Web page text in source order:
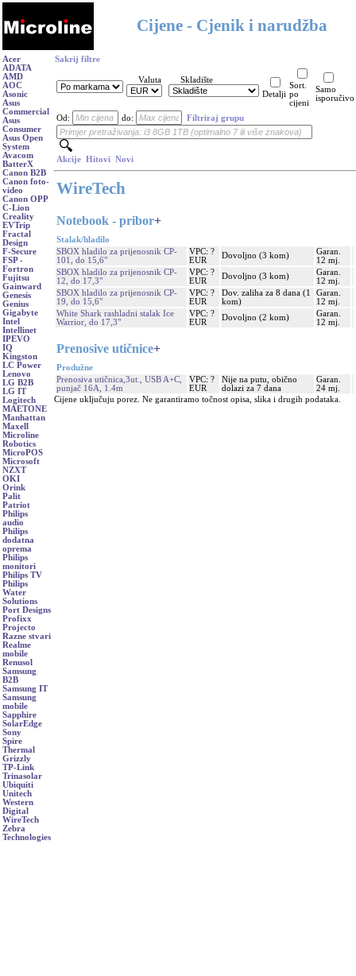
Cijene - Cjenik i narudžba
Acer
ADATA
AMD
AOC
Asonic
Asus
Commercial
Asus
Consumer
Asus Open
System
Avacom
BatterX
Canon B2B
Canon foto-
video
Canon OPP
C-Lion
Creality
EVTrip
Fractal
Design
F-Secure
FSP -
Fortron
Fujitsu
Gainward
Genesis
Genius
Gigabyte
Intel
Intellinet
IPEVO
IQ
Kingston
LC Power
Lenovo
LG B2B
LG IT
Logitech
MAETONE
Manhattan
Maxell
Microline
Robotics
MicroPOS
Microsoft
NZXT
OKI
Orink
Palit
Patriot
Philips
audio
Philips
dodatna
oprema
Philips
monitori
Philips TV
Philips
Water
Solutions
Port Designs
Profixx
Projecto
Razne stvari
Realme
mobile
Renusol
Samsung
B2B
Samsung IT
Samsung
mobile
Sapphire
SolarEdge
Sony
Spire
Thermal
Grizzly
TP-Link
Trinasolar
Ubiquiti
Unitech
Western
Digital
WireTech
Zebra
Technologies
Sakrij filtre
Valuta
Skladište
Detalji
Sort.
po
cijeni
Samo
isporučivo
Od: do: Filtriraj grupu
Akcije Hitovi Novi
WireTech
Notebook - pribor+
Stalak/hladilo
SBOX hladilo za prijenosnik CP-
101, do 15,6"
VPC: ?
EUR
Dovoljno (3 kom)
Garan.
12 mj.
SBOX hladilo za prijenosnik CP-
12, do 17,3"
VPC: ?
EUR
Dovoljno (3 kom)
Garan.
12 mj.
SBOX hladilo za prijenosnik CP-
19, do 15,6"
VPC: ?
EUR
Dov. zaliha za 8 dana (1
kom)
Garan.
12 mj.
White Shark rashladni stalak Ice
Warrior, do 17,3"
VPC: ?
EUR
Dovoljno (2 kom)
Garan.
12 mj.
Prenosive utičnice+
Produžne
Prenosiva utičnica,3ut., USB A+C,
punjač 16A, 1.4m
VPC: ?
EUR
Nije na putu, obično
dolazi za 7 dana
Garan.
24 mj.
Cijene uključuju porez. Ne garantiramo točnost opisa, slika i drugih podataka.